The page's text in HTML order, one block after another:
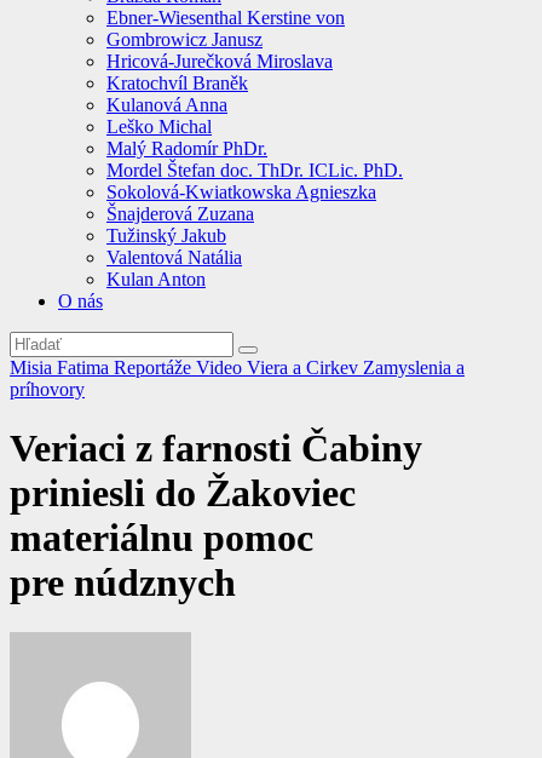
Ebner-Wiesenthal Kerstine von
Gombrowicz Janusz
Hricová-Jurečková Miroslava
Kratochvíl Braněk
Kulanová Anna
Leško Michal
Malý Radomír PhDr.
Mordel Štefan doc. ThDr. ICLic. PhD.
Sokolová-Kwiatkowska Agnieszka
Šnajderová Zuzana
Tužinský Jakub
Valentová Natália
Kulan Anton
O nás
Misia Fatima Reportáže Video Viera a Cirkev Zamyslenia a
príhovory
Veriaci z farnosti Čabiny
priniesli do Žakoviec
materiálnu pomoc
pre núdznych